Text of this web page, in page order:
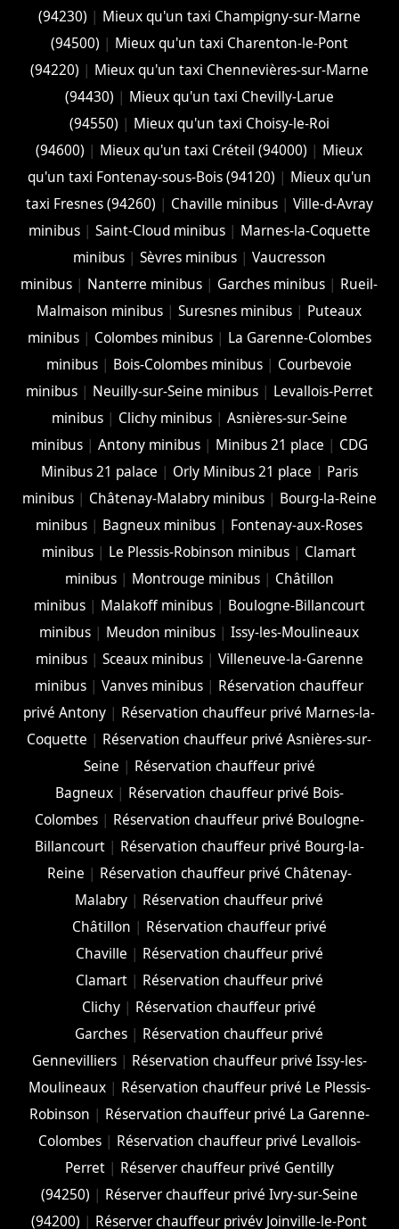
(94230) | Mieux qu'un taxi Champigny-sur-Marne
(94500) | Mieux qu'un taxi Charenton-le-Pont
(94220) | Mieux qu'un taxi Chennevières-sur-Marne
(94430) | Mieux qu'un taxi Chevilly-Larue
(94550) | Mieux qu'un taxi Choisy-le-Roi
(94600) | Mieux qu'un taxi Créteil (94000) | Mieux
qu'un taxi Fontenay-sous-Bois (94120) | Mieux qu'un
taxi Fresnes (94260) | Chaville minibus| Ville-d-Avray
minibus| Saint-Cloud minibus| Marnes-la-Coquette
minibus| Sèvres minibus| Vaucresson
minibus | Nanterre minibus | Garches minibus | Rueil-
Malmaison minibus |Suresnes minibus | Puteaux
minibus| Colombes minibus| La Garenne-Colombes
minibus | Bois-Colombes minibus | Courbevoie
minibus| Neuilly-sur-Seine minibus| Levallois-Perret
minibus| Clichy minibus| Asnières-sur-Seine
minibus| Antony minibus| Minibus 21 place | CDG
Minibus 21 palace | Orly Minibus 21 place | Paris
minibus| Châtenay-Malabry minibus| Bourg-la-Reine
minibus | Bagneux minibus | Fontenay-aux-Roses
minibus | Le Plessis-Robinson minibus | Clamart
minibus| Montrouge minibus| Châtillon
minibus| Malakoff minibus| Boulogne-Billancourt
minibus | Meudon minibus |Issy-les-Moulineaux
minibus| Sceaux minibus| Villeneuve-la-Garenne
minibus |Vanves minibus | Réservation chauffeur
privé Antony | Réservation chauffeur privé Marnes-la-
Coquette | Réservation chauffeur privé Asnières-sur-
Seine | Réservation chauffeur privé
Bagneux| Réservation chauffeur privé Bois-
Colombes| Réservation chauffeur privé Boulogne-
Billancourt| Réservation chauffeur privé Bourg-la-
Reine | Réservation chauffeur privé Châtenay-
Malabry | Réservation chauffeur privé
Châtillon | Réservation chauffeur privé
Chaville | Réservation chauffeur privé
Clamart| Réservation chauffeur privé
Clichy | Réservation chauffeur privé
Garches | Réservation chauffeur privé
Gennevilliers| Réservation chauffeur privé Issy-les-
Moulineaux| Réservation chauffeur privé Le Plessis-
Robinson | Réservation chauffeur privé La Garenne-
Colombes| Réservation chauffeur privé Levallois-
Perret| Réserver chauffeur privé Gentilly
(94250) | Réserver chauffeur privé Ivry-sur-Seine
(94200) | Réserver chauffeur privév Joinville-le-Pont